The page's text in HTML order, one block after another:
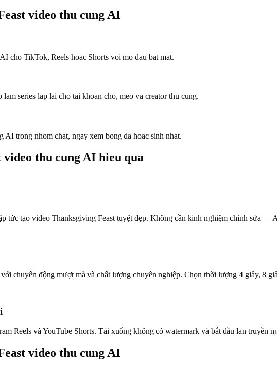
video thu cung AI
cho TikTok, Reels hoac Shorts voi mo dau bat mat.
series lap lai cho tai khoan cho, meo va creator thu cung.
AI trong nhom chat, ngay xem bong da hoac sinh nhat.
thu cung AI hieu qua
tức tạo video Thanksgiving Feast tuyệt đẹp. Không cần kinh nghiệm chỉnh sửa
chuyển động mượt mà và chất lượng chuyên nghiệp. Chọn thời lượng 4 giây, 8
Reels và YouTube Shorts. Tải xuống không có watermark và bắt đầu lan truyền
video thu cung AI